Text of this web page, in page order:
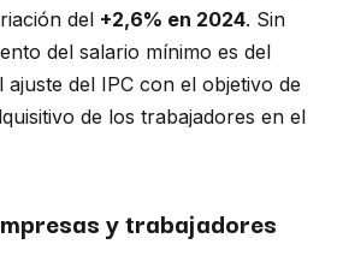
del +2,6% en 2024. Sin
del salario mínimo es del
ajuste del IPC con el objetivo de
de los trabajadores en el
y trabajadores